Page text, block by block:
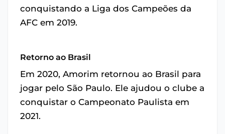
conquistando a Liga dos Campeões da
AFC em 2019.
Retorno ao Brasil
Em 2020, Amorim retornou ao Brasil para
jogar pelo São Paulo. Ele ajudou o clube a
conquistar o Campeonato Paulista em
2021.